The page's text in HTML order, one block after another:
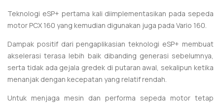
Teknologi eSP+ pertama kali diimplementasikan pada sepeda
motor PCX 160 yang kemudian digunakan juga pada Vario 160.
Dampak positif dari pengaplikasian teknologi eSP+ membuat
akselerasi terasa lebih baik dibanding generasi sebelumnya,
serta tidak ada gejala gredek di putaran awal, sekalipun ketika
menanjak dengan kecepatan yang relatif rendah.
Untuk menjaga mesin dan performa sepeda motor tetap